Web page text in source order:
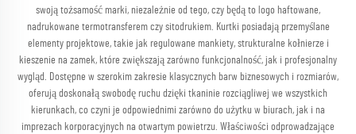
swoją tożsamość marki, niezależnie od tego, czy będą to logo haftowane,
nadrukowane termotransferem czy sitodrukiem. Kurtki posiadają przemyślane
elementy projektowe, takie jak regulowane mankiety, strukturalne kołnierze i
kieszenie na zamek, które zwiększają zarówno funkcjonalność, jak i profesjonalny
wygląd. Dostępne w szerokim zakresie klasycznych barw biznesowych i rozmiarów,
oferują doskonałą swobodę ruchu dzięki tkaninie rozciągliwej we wszystkich
kierunkach, co czyni je odpowiednimi zarówno do użytku w biurach, jak i na
imprezach korporacyjnych na otwartym powietrzu. Właściwości odprowadzające